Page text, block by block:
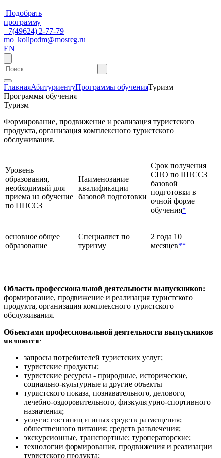
Подобрать
программу
+7(49624) 2-77-79
mo_kollpodm@mosreg.ru
EN
ГлавнаяАбитуриентуПрограммы обученияТуризм
Программы обучения
Туризм
Формирование, продвижение и реализация туристского
продукта, организация комплексного туристского
обслуживания.
Уровень
образования,
необходимый для
приема на обучение
по ППССЗ
Наименование
квалификации
базовой подготовки
Срок получения
СПО по ППССЗ
базовой
подготовки в
очной форме
обучения*
основное общее
образование
Специалист по
туризму
2 года 10
месяцев**
Область профессиональной деятельности выпускников:
формирование, продвижение и реализация туристского
продукта, организация комплексного туристского
обслуживания.
Объектами профессиональной деятельности выпускников
являются:
запросы потребителей туристских услуг;
туристские продукты;
туристские ресурсы - природные, исторические,
социально-культурные и другие объекты
туристского показа, познавательного, делового,
лечебно-оздоровительного, физкультурно-спортивного
назначения;
услуги: гостиниц и иных средств размещения;
общественного питания; средств развлечения;
экскурсионные, транспортные; туроператорские;
технологии формирования, продвижения и реализации
туристского продукта;